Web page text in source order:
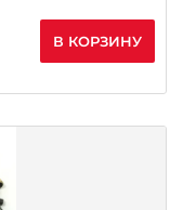
В КОРЗИНУ